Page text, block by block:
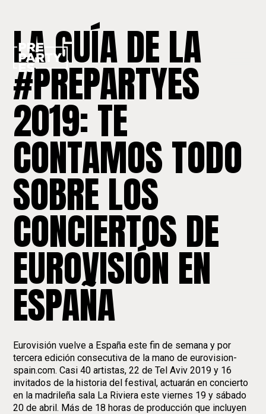
LA GUÍA DE LA
#PREPARTYES
2019: TE
CONTAMOS TODO
SOBRE LOS
CONCIERTOS DE
EUROVISIÓN EN
ESPAÑA
Eurovisión vuelve a España este fin de semana y por
tercera edición consecutiva de la mano de eurovision-
spain.com. Casi 40 artistas, 22 de Tel Aviv 2019 y 16
invitados de la historia del festival, actuarán en concierto
en la madrileña sala La Riviera este viernes 19 y sábado
20 de abril. Más de 18 horas de producción que incluyen